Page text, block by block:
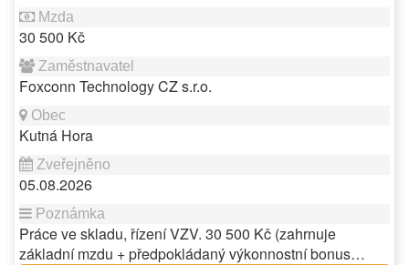
30 500 Kč
Foxconn Technology CZ s.r.o.
Kutná Hora
05.08.2026
Práce ve skladu, řízení VZV. 30 500 Kč (zahrnuje
základní mzdu + předpokládaný výkonnostní bonus…